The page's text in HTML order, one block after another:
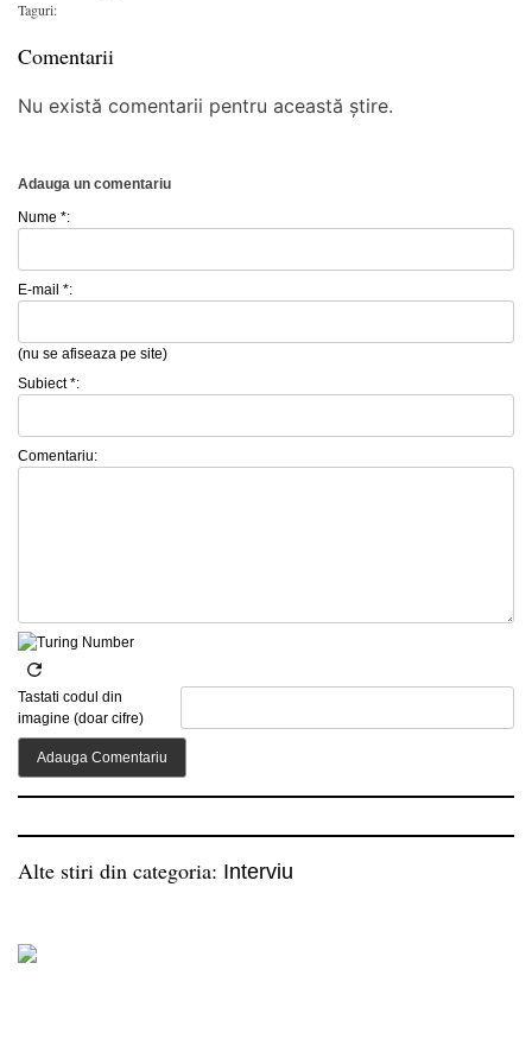
Taguri:
Comentarii
Nu există comentarii pentru această știre.
Adauga un comentariu
Nume *:
E-mail *:
(nu se afiseaza pe site)
Subiect *:
Comentariu:
Tastati codul din
imagine (doar cifre)
Alte stiri din categoria: Interviu